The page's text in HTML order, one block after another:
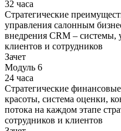
32 часа
Стратегические
управления салонным
внедрения CRM – системы,
клиентов и сотрудников
Зачет
Модуль 6
24 часа
Стратегические
красоты, система оценки,
потока на каждом этапе
сотрудников и клиентов